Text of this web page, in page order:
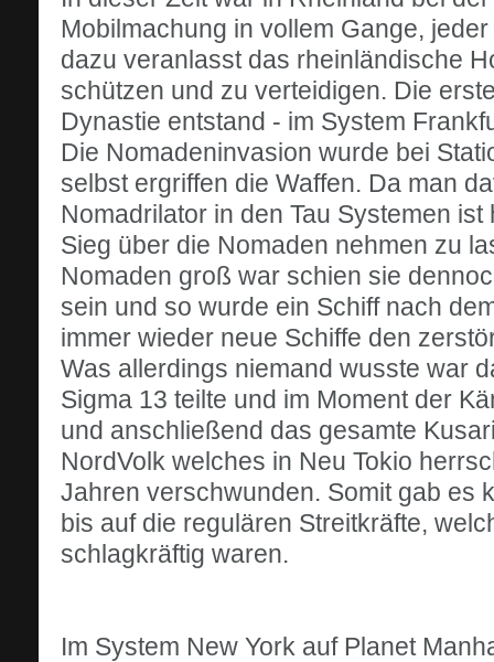
Mobilmachung in vollem Gange,
dazu veranlasst das rheinländische
schützen und zu verteidigen. Die
Dynastie entstand - im System
Die Nomadeninvasion wurde bei
selbst ergriffen die Waffen. Da man
Nomadrilator in den Tau Systemen
Sieg über die Nomaden nehmen zu
Nomaden groß war schien sie
sein und so wurde ein Schiff nach
immer wieder neue Schiffe den
Was allerdings niemand wusste war
Sigma 13 teilte und im Moment der
und anschließend das gesamte
NordVolk welches in Neu Tokio
Jahren verschwunden. Somit gab es
bis auf die regulären Streitkräfte,
schlagkräftig waren.
Im System New York auf Planet